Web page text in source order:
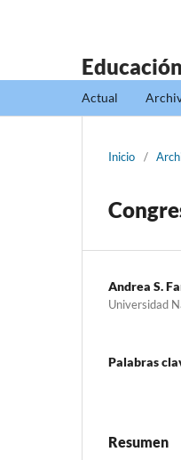
Actual
Inicio /
Andrea S.
Universidad
Palabras
Resumen